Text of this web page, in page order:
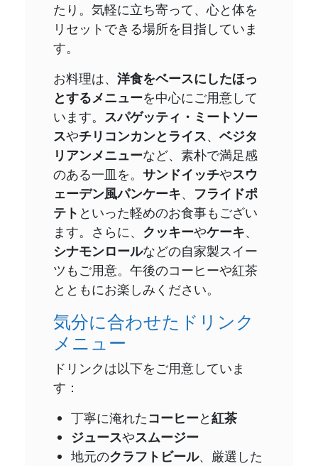
たり。気軽に立ち寄って、心と体を
リセットできる場所を目指していま
す。
お料理は、 洋食をベースにしたほっ
とするメニューを中心にご用意して
います。 スパゲッティ・ミートソー
スやチリコンカンとライス、 ベジタ
リアンメニューなど、素朴で満足感
のある一皿を。 サンドイッチやスウ
ェーデン風パンケーキ、 フライドポ
テト といった軽めのお食事もござい
ます。さらに、 クッキーやケーキ、
シナモンロールなどの自家製スイー
ツもご用意。午後のコーヒーや紅茶
とともにお楽しみください。
気分に合わせたドリンク
メニュー
ドリンクは以下をご用意していま
す：
丁寧に淹れたコーヒーと紅茶
ジュースやスムージー
地元のクラフトビール、厳選した